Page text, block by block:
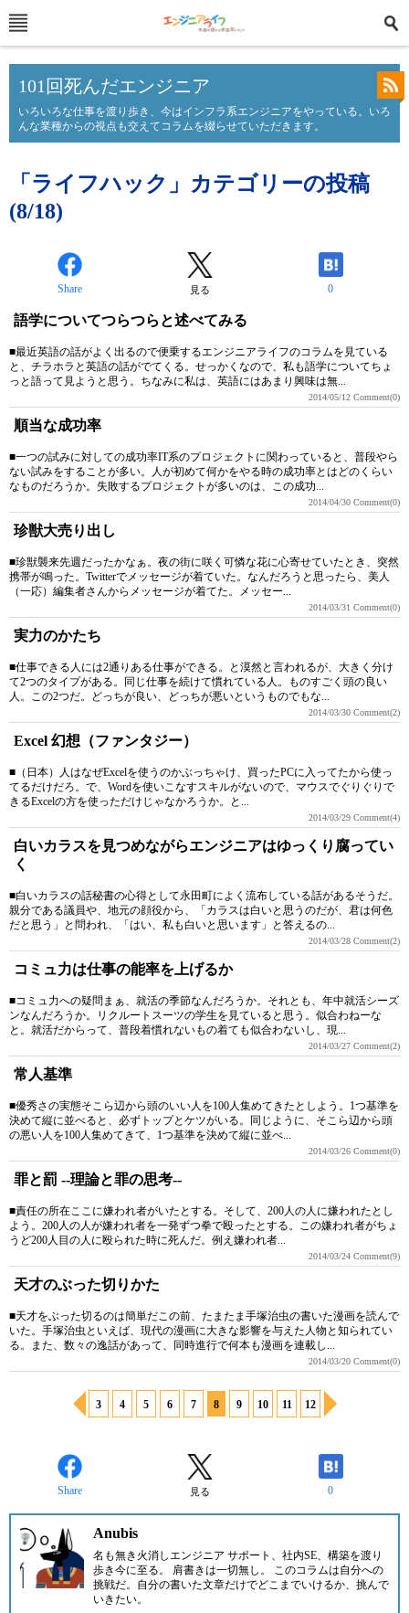
101回死んだエンジニア
いろいろな仕事を渡り歩き、今はインフラ系エンジニアをやっている。いろ
んな業種からの視点も交えてコラムを綴らせていただきます。
「ライフハック」カテゴリーの投稿
(8/18)
Share 見る 0
語学についてつらつらと述べてみる
■最近英語の話がよく出るので便乗するエンジニアライフのコラムを見ている
と、チラホラと英語の話がでてくる。せっかくなので、私も語学についてちょ
っと語って見ようと思う。ちなみに私は、英語にはあまり興味は無...
2014/05/12 Comment(0)
順当な成功率
■一つの試みに対しての成功率IT系のプロジェクトに関わっていると、普段やら
ない試みをすることが多い。人が初めて何かをやる時の成功率とはどのくらい
なものだろうか。失敗するプロジェクトが多いのは、この成功...
2014/04/30 Comment(0)
珍獣大売り出し
■珍獣襲来先週だったかなぁ。夜の街に咲く可憐な花に心寄せていたとき、突然
携帯が鳴った。Twitterでメッセージが着ていた。なんだろうと思ったら、美人
（一応）編集者さんからメッセージが着てた。メッセー...
2014/03/31 Comment(0)
実力のかたち
■仕事できる人には2通りある仕事ができる。と漠然と言われるが、大きく分け
て2つのタイプがある。同じ仕事を続けて慣れている人。ものすごく頭の良い
人。この2つだ。どっちが良い、どっちが悪いというものでもな...
2014/03/30 Comment(2)
Excel 幻想（ファンタジー）
■（日本）人はなぜExcelを使うのかぶっちゃけ、買ったPCに入ってたから使っ
てるだけだろ。で、Wordを使いこなすスキルがないので、マウスでぐりぐりで
きるExcelの方を使っただけじゃなかろうか。と...
2014/03/29 Comment(4)
白いカラスを見つめながらエンジニアはゆっくり腐ってい
く
■白いカラスの話秘書の心得として永田町によく流布している話があるそうだ。
親分である議員や、地元の顔役から、「カラスは白いと思うのだが、君は何色
だと思う」と問われ、「はい、私も白いと思います」と答えるの...
2014/03/28 Comment(2)
コミュ力は仕事の能率を上げるか
■コミュ力への疑問まぁ、就活の季節なんだろうか。それとも、年中就活シーズ
ンなんだろうか。リクルートスーツの学生を見ていると思う。似合わねーな
と。就活だからって、普段着慣れないもの着ても似合わないし、現...
2014/03/27 Comment(2)
常人基準
■優秀さの実態そこら辺から頭のいい人を100人集めてきたとしよう。1つ基準を
決めて縦に並べると、必ずトップとケツがいる。同じように、そこら辺から頭
の悪い人を100人集めてきて、1つ基準を決めて縦に並べ...
2014/03/26 Comment(0)
罪と罰 --理論と罪の思考--
■責任の所在ここに嫌われ者がいたとする。そして、200人の人に嫌われたとし
よう。200人の人が嫌われ者を一発ずつ拳で殴ったとする。この嫌われ者がちょ
うど200人目の人に殴られた時に死んだ。例え嫌われ者...
2014/03/24 Comment(9)
天才のぶった切りかた
■天才をぶった切るのは簡単だこの前、たまたま手塚治虫の書いた漫画を読んで
いた。手塚治虫といえば、現代の漫画に大きな影響を与えた人物と知られてい
る。また、数々の逸話があって、同時進行で何本も漫画を連載し...
2014/03/20 Comment(0)
3 4 5 6 7 8 9 10 11 12
Share 見る 0
Anubis
名も無き火消しエンジニア サポート、社内SE、構築を渡り
歩き今に至る。 肩書きは一切無し。 このコラムは自分への
挑戦だ。自分の書いた文章だけでどこまでいけるか、挑んで
いきたい。